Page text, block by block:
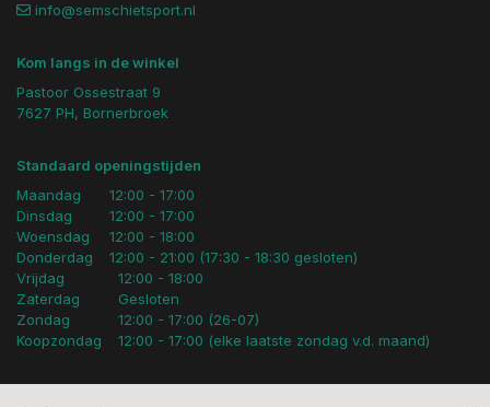
info@semschietsport.nl
Kom langs in de winkel
Pastoor Ossestraat 9
7627 PH, Bornerbroek
Standaard openingstijden
Maandag
Dinsdag
Woensdag
Donderdag
12:00 - 17:00
12:00 - 17:00
12:00 - 18:00
12:00 - 21:00 (17:30 - 18:30 gesloten)
Vrijdag
Zaterdag
Zondag
Koopzondag
12:00 - 18:00
Gesloten
12:00 - 17:00 (26-07)
12:00 - 17:00 (elke laatste zondag v.d. maand)